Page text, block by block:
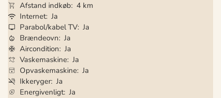
Afstand indkøb 4 km
Internet Ja
Parabol/kabel TV Ja
Brændeovn Ja
Aircondition Ja
Vaskemaskine Ja
Opvaskemaskine Ja
Ikkeryger Ja
Energivenligt Ja